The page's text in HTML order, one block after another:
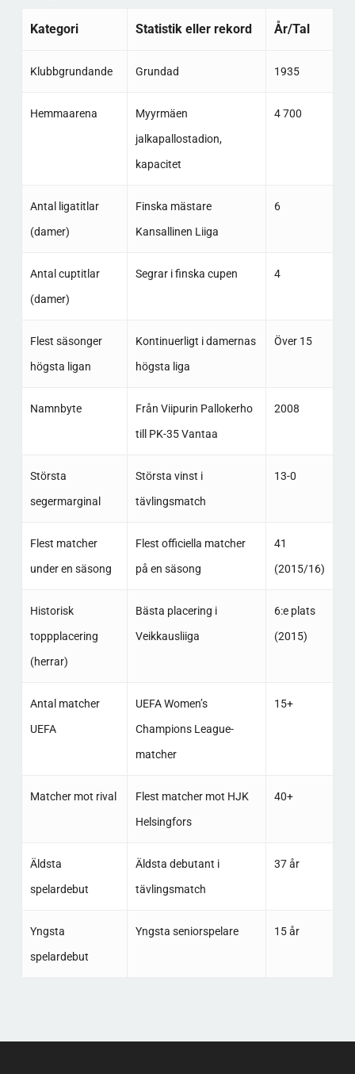
Kategori Statistik eller rekord År/Tal
Klubbgrundande Grundad 1935
Hemmaarena
Myyrmäen
jalkapallostadion,
kapacitet
4 700
Antal ligatitlar
(damer)
Finska mästare
Kansallinen Liiga
6
Antal cuptitlar
(damer)
Segrar i finska cupen 4
Flest säsonger
högsta ligan
Kontinuerligt i damernas
högsta liga
Över 15
Namnbyte
Från Viipurin Pallokerho
till PK-35 Vantaa
2008
Största
segermarginal
Största vinst i
tävlingsmatch
13-0
Flest matcher
under en säsong
Flest officiella matcher
på en säsong
41
(2015/16)
Historisk
toppplacering
(herrar)
Bästa placering i
Veikkausliiga
6:e plats
(2015)
Antal matcher
UEFA
UEFA Women’s
Champions League-
matcher
15+
Matcher mot rival
Flest matcher mot HJK
Helsingfors
40+
Äldsta
spelardebut
Äldsta debutant i
tävlingsmatch
37 år
Yngsta
spelardebut
Yngsta seniorspelare 15 år